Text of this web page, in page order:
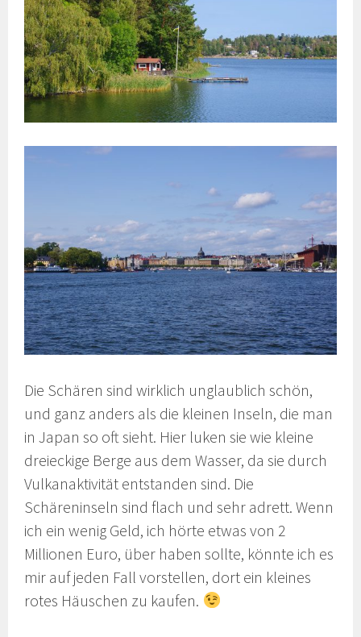
Die Schären sind wirklich unglaublich schön,
und ganz anders als die kleinen Inseln, die man
in Japan so oft sieht. Hier luken sie wie kleine
dreieckige Berge aus dem Wasser, da sie durch
Vulkanaktivität entstanden sind. Die
Schäreninseln sind flach und sehr adrett. Wenn
ich ein wenig Geld, ich hörte etwas von 2
Millionen Euro, über haben sollte, könnte ich es
mir auf jeden Fall vorstellen, dort ein kleines
rotes Häuschen zu kaufen.